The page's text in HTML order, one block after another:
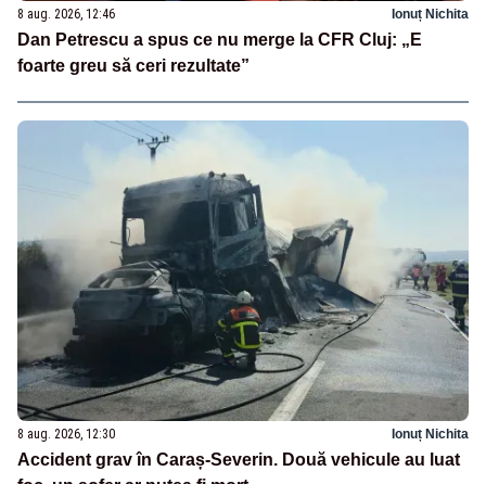
8 aug. 2026, 12:46 Ionuț Nichita
Dan Petrescu a spus ce nu merge la CFR Cluj: „E
foarte greu să ceri rezultate”
8 aug. 2026, 12:30 Ionuț Nichita
Accident grav în Caraș-Severin. Două vehicule au luat